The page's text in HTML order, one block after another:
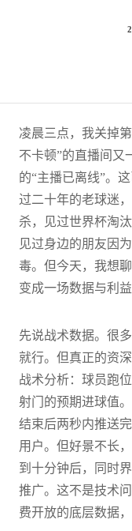
凌晨三点，我关掉
不卡顿”的直播间又
的“主播已离线”。
过二十年的老球迷
杀，见过世界杯淘
见过身边的朋友因
毒。但今天，我想
变成一场数据与利
先说战术数据。很
就行。但真正的资
战术分析：球员跑
射门的预期进球值
结束后两秒内推送
用户。但好景不长
到十分钟后，同时
推广。这不是技术
费开放的底层数据